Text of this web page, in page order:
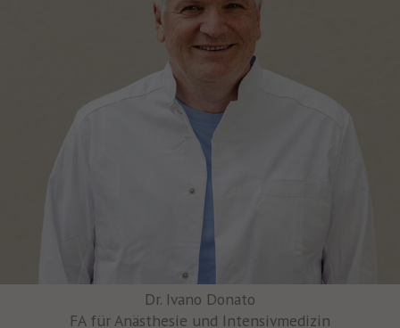
Dr. Ivano Donato
FA für Anästhesie und Intensivmedizin